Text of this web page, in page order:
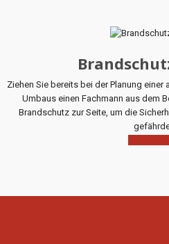
Ziehen Sie bereits bei der Planung
Umbaus einen Fachmann aus dem
Brandschutz zur Seite, um die